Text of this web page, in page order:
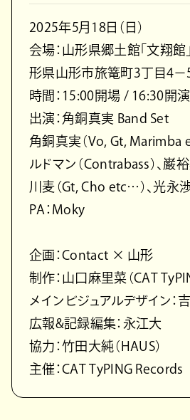
2025年5月18日（日）
会場：山形県郷土館「文翔館
形県山形市旅篭町3丁目
時間：15:00開場 / 16:30開演
出演：角銅真実 Band Set
角銅真実（Vo, Gt, Marimba
ルドマン（Contrabass）、巌
川麦（Gt, Cho etc…）、光永渉
PA：Moky
企画：Contact × 山形
制作：山口麻里菜（CAT
メインビジュアルデザイン：
広報&記録編集：永江大
協力：竹田大純（HAUS）
主催：CAT TyPING Records